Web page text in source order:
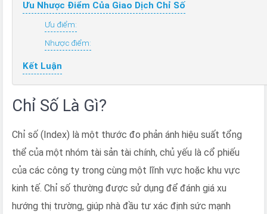
Ưu Nhược Điểm Của Giao Dịch Chỉ Số
Ưu điểm:
Nhược điểm:
Kết Luận
Chỉ Số Là Gì?
Chỉ số (Index) là một thước đo phản ánh hiệu suất tổng
thể của một nhóm tài sản tài chính, chủ yếu là cổ phiếu
của các công ty trong cùng một lĩnh vực hoặc khu vực
kinh tế. Chỉ số thường được sử dụng để đánh giá xu
hướng thị trường, giúp nhà đầu tư xác định sức mạnh